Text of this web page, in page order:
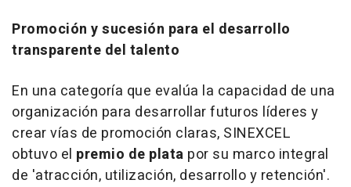
Promoción y sucesión para el desarrollo
transparente del talento
En una categoría que evalúa la capacidad de una
organización para desarrollar futuros líderes y
crear vías de promoción claras, SINEXCEL
obtuvo el premio de plata por su marco integral
de 'atracción, utilización, desarrollo y retención'.